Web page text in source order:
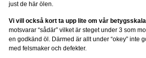
just de här ölen.
Vi vill också kort ta upp lite om vår betygsskala
motsvarar “sådär” vilket är steget under 3 som
en godkänd öl. Därmed är allt under “okey” inte
med felsmaker och defekter.